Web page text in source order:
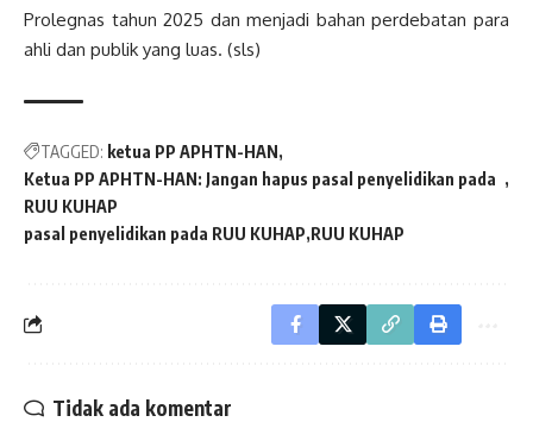
Prolegnas tahun 2025 dan menjadi bahan perdebatan para
ahli dan publik yang luas. (sls)
TAGGED: ketua PP APHTN-HAN
Ketua PP APHTN-HAN: Jangan hapus pasal penyelidikan pada
RUU KUHAP
pasal penyelidikan pada RUU KUHAP RUU KUHAP
Tidak ada komentar